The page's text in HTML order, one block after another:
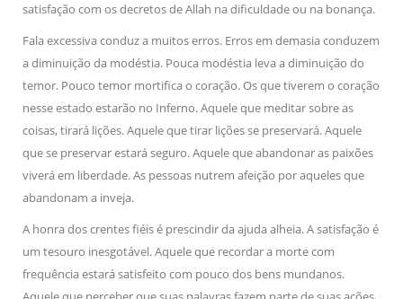
satisfação com os decretos de Allah na dificuldade ou na bonança.
Fala excessiva conduz a muitos erros. Erros em demasia conduzem
a diminuição da modéstia. Pouca modéstia leva a diminuição do
temor. Pouco temor mortifica o coração. Os que tiverem o coração
nesse estado estarão no Inferno. Aquele que meditar sobre as
coisas, tirará lições. Aquele que tirar lições se preservará. Aquele
que se preservar estará seguro. Aquele que abandonar as paixões
viverá em liberdade. As pessoas nutrem afeição por aqueles que
abandonam a inveja.
A honra dos crentes fiéis é prescindir da ajuda alheia. A satisfação é
um tesouro inesgotável. Aquele que recordar a morte com
frequência estará satisfeito com pouco dos bens mundanos.